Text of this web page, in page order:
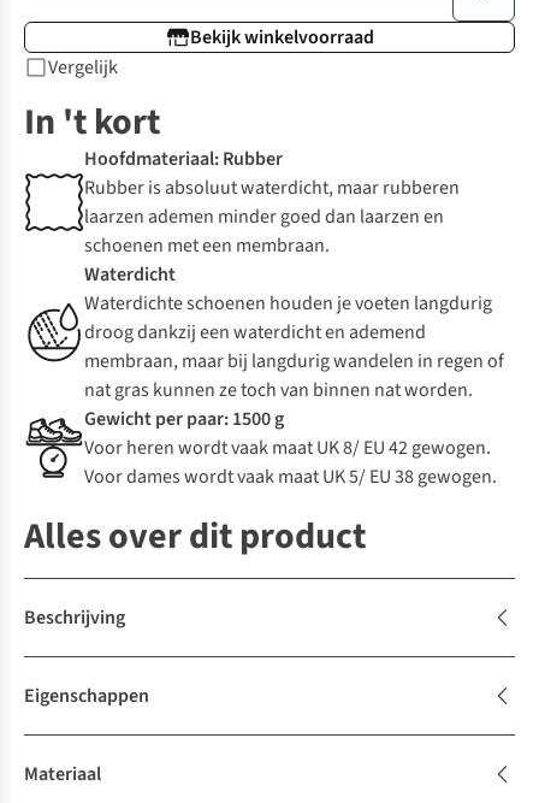
Bekijk winkelvoorraad
Vergelijk
In 't kort
Hoofdmateriaal: Rubber
Rubber is absoluut waterdicht, maar rubberen
laarzen ademen minder goed dan laarzen en
schoenen met een membraan.
Waterdicht
Waterdichte schoenen houden je voeten langdurig
droog dankzij een waterdicht en ademend
membraan, maar bij langdurig wandelen in regen of
nat gras kunnen ze toch van binnen nat worden.
Gewicht per paar: 1500 g
Voor heren wordt vaak maat UK 8/ EU 42 gewogen.
Voor dames wordt vaak maat UK 5/ EU 38 gewogen.
Alles over dit product
Beschrijving
Eigenschappen
Materiaal